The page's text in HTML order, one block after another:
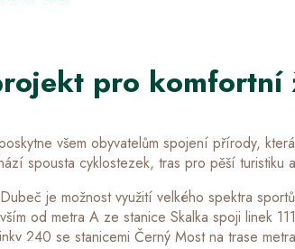
pro komfortní
všem obyvatelům spojení přírody,
spousta cyklostezek, tras pro pěší turistiku
je možnost využití velkého spektra
od metra A ze stanice Skalka spoji linek
240 se stanicemi Černý Most na trase